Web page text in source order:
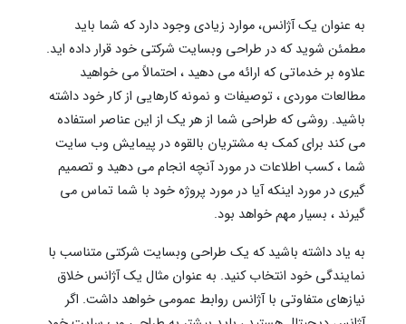
به عنوان یک آژانس، موارد زیادی وجود دارد که شما باید
مطمئن شوید که در طراحی وبسایت شرکتی خود قرار داده اید.
علاوه بر خدماتی که ارائه می دهید ، احتمالاً می خواهید
مطالعات موردی ، توصیفات و نمونه کارهایی از کار خود داشته
باشید. روشی که طراحی شما از هر یک از این عناصر استفاده
می کند برای کمک به مشتریان بالقوه در پیمایش وب سایت
شما ، کسب اطلاعات در مورد آنچه انجام می دهید و تصمیم
گیری در مورد اینکه آیا در مورد پروژه خود با شما تماس می
گیرند ، بسیار مهم خواهد بود.
به یاد داشته باشید که یک طراحی وبسایت شرکتی متناسب با
نمایندگی خود انتخاب کنید. به عنوان مثال یک آژانس خلاق
نیازهای متفاوتی با آژانس روابط عمومی خواهد داشت. اگر